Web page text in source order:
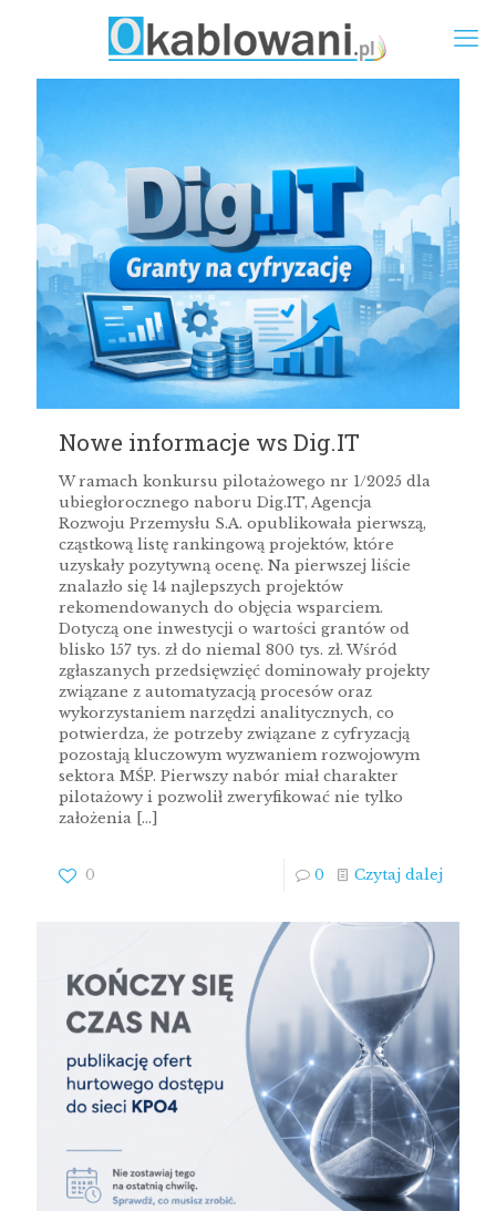
Nowe informacje ws Dig.IT
W ramach konkursu pilotażowego nr 1/2025 dla
ubiegłorocznego naboru Dig.IT, Agencja
Rozwoju Przemysłu S.A. opublikowała pierwszą,
cząstkową listę rankingową projektów, które
uzyskały pozytywną ocenę. Na pierwszej liście
znalazło się 14 najlepszych projektów
rekomendowanych do objęcia wsparciem.
Dotyczą one inwestycji o wartości grantów od
blisko 157 tys. zł do niemal 800 tys. zł. Wśród
zgłaszanych przedsięwzięć dominowały projekty
związane z automatyzacją procesów oraz
wykorzystaniem narzędzi analitycznych, co
potwierdza, że potrzeby związane z cyfryzacją
pozostają kluczowym wyzwaniem rozwojowym
sektora MŚP. Pierwszy nabór miał charakter
pilotażowy i pozwolił zweryfikować nie tylko
założenia […]
0 0 Czytaj dalej